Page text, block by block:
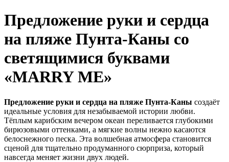
Предложение руки и сердца
на пляже Пунта-Каны со
светящимися буквами
«MARRY ME»
Предложение руки и сердца на пляже Пунта-Каны создаёт
идеальные условия для незабываемой истории любви.
Тёплым карибским вечером океан переливается глубокими
бирюзовыми оттенками, а мягкие волны нежно касаются
белоснежного песка. Эта волшебная атмосфера становится
сценой для тщательно продуманного сюрприза, который
навсегда меняет жизни двух людей.